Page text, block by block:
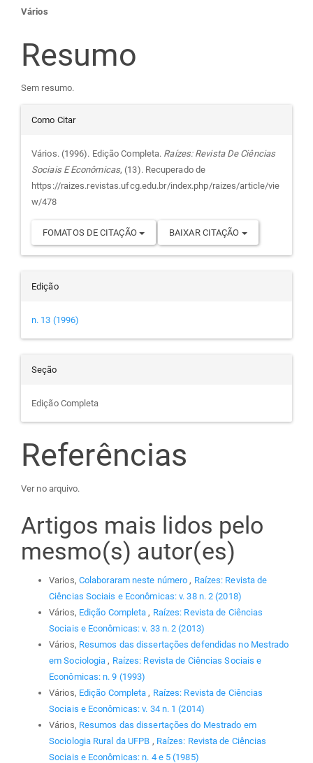
Conteúdo
do
artigo
principal
Vários
Resumo
Sem resumo.
Detalhes
do
artigo
Como Citar
Vários. (1996). Edição Completa. Raízes: Revista De Ciências
Sociais E Econômicas, (13). Recuperado de
https://raizes.revistas.ufcg.edu.br/index.php/raizes/article/vie
w/478
FOMATOS DE CITAÇÃO BAIXAR CITAÇÃO
Edição
n. 13 (1996)
Seção
Edição Completa
Referências
Ver no arquivo.
Artigos mais lidos pelo
mesmo(s) autor(es)
Varios, Colaboraram neste número, Raízes: Revista de
Ciências Sociais e Econômicas: v. 38 n. 2 (2018)
Vários, Edição Completa, Raízes: Revista de Ciências
Sociais e Econômicas: v. 33 n. 2 (2013)
Vários, Resumos das dissertações defendidas no Mestrado
em Sociologia, Raízes: Revista de Ciências Sociais e
Econômicas: n. 9 (1993)
Vários, Edição Completa, Raízes: Revista de Ciências
Sociais e Econômicas: v. 34 n. 1 (2014)
Vários, Resumos das dissertações do Mestrado em
Sociologia Rural da UFPB , Raízes: Revista de Ciências
Sociais e Econômicas: n. 4 e 5 (1985)